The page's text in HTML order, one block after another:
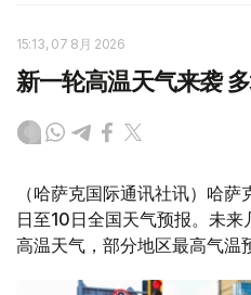
15:13, 07 8月 2026
新一轮高温天气来袭
（哈萨克国际通讯社讯）哈
日至10日全国天气预报。未
高温天气，部分地区最高气温